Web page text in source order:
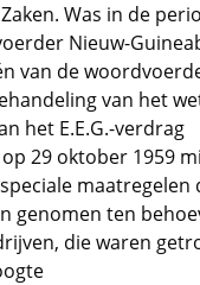
Was in de
Nieuw-
van de
van het
het E.E.G.-verdrag
29 oktober 1959
maatregelen
genomen ten
die waren